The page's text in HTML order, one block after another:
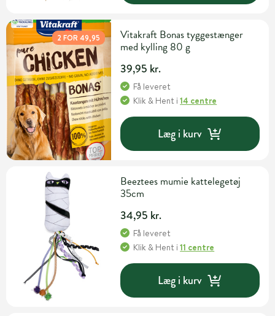
2 FOR 49,95
Vitakraft Bonas tyggestænger
med kylling 80 g
39,95 kr.
Få leveret
Klik & Hent i14 centre
Læg i kurv
Beeztees mumie kattelegetøj
35cm
34,95 kr.
Få leveret
Klik & Hent i11 centre
Læg i kurv